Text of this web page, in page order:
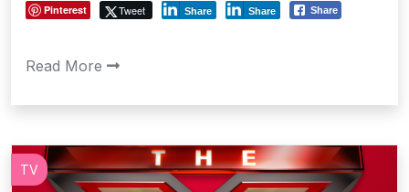
Pinterest Tweet Share Share Share
Read More
TV